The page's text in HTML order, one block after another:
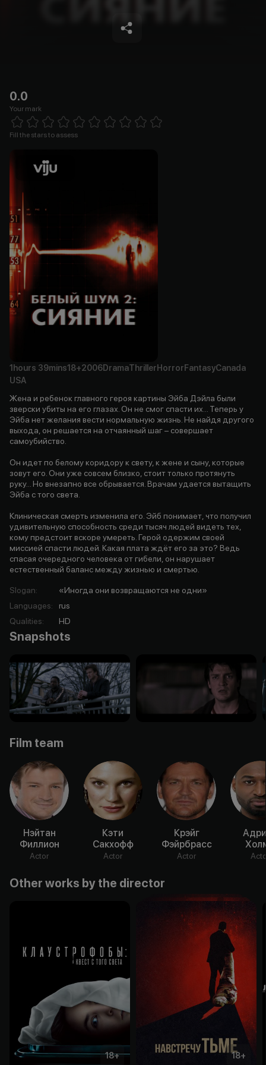
0.0
Your mark
1 Star 2 Stars 3 Stars
Fill the stars to assess
1hours 39mins18+2006DramaThriller Horror FantasyCanada
USA
Жена и ребенок главного героя картины Эйба Дэйла были
зверски убиты на его глазах. Он не смог спасти их... Теперь у
Эйба нет желания вести нормальную жизнь. Не найдя другого
выхода, он решается на отчаянный шаг – совершает
самоубийство.
Он идет по белому коридору к свету, к жене и сыну, которые
зовут его. Они уже совсем близко, стоит только протянуть
руку... Но внезапно все обрывается. Врачам удается вытащить
Эйба с того света.
Клиническая смерть изменила его. Эйб понимает, что получил
удивительную способность среди тысяч людей видеть тех,
кому предстоит вскоре умереть. Герой одержим своей
миссией спасти людей. Какая плата ждёт его за это? Ведь
спасая очередного человека от гибели, он нарушает
естественный баланс между жизнью и смертью.
Slogan:
«Иногда они возвращаются не одни»
Languages:
rus
Qualities: HD
Snapshots
Film team
Нэйтан
Филлион
Actor
Кэти
Сакхофф
Actor
Крэйг
Фэйрбрасс
Actor
Other works by the director
18+ 18+